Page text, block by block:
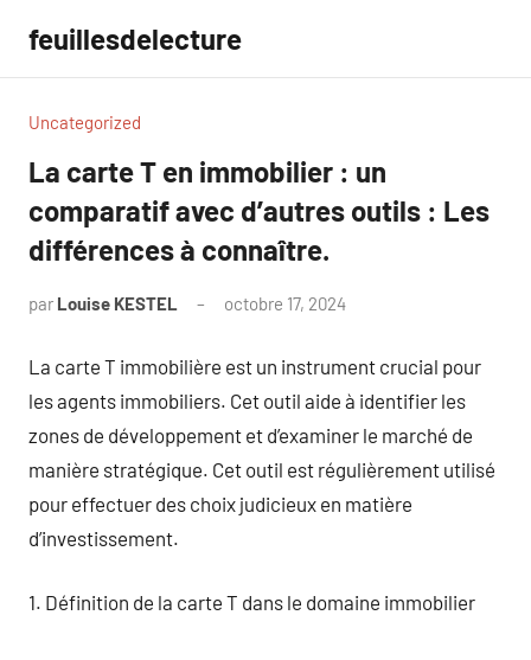
contenu
feuillesdelecture
Uncategorized
La carte T en immobilier : un
comparatif avec d’autres outils : Les
différences à connaître.
par Louise KESTEL octobre 17, 2024
La carte T immobilière est un instrument crucial pour
les agents immobiliers. Cet outil aide à identifier les
zones de développement et d’examiner le marché de
manière stratégique. Cet outil est régulièrement utilisé
pour effectuer des choix judicieux en matière
d’investissement.
1. Définition de la carte T dans le domaine immobilier